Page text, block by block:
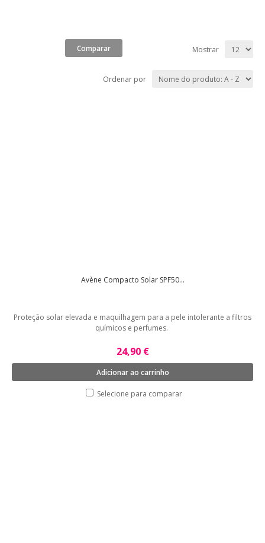
Mostrar
Ordenar por
Avène Compacto Solar SPF50...
Proteção solar elevada e maquilhagem para a pele intolerante a filtros
químicos e perfumes.
24,90 €
Adicionar ao carrinho
Selecione para comparar